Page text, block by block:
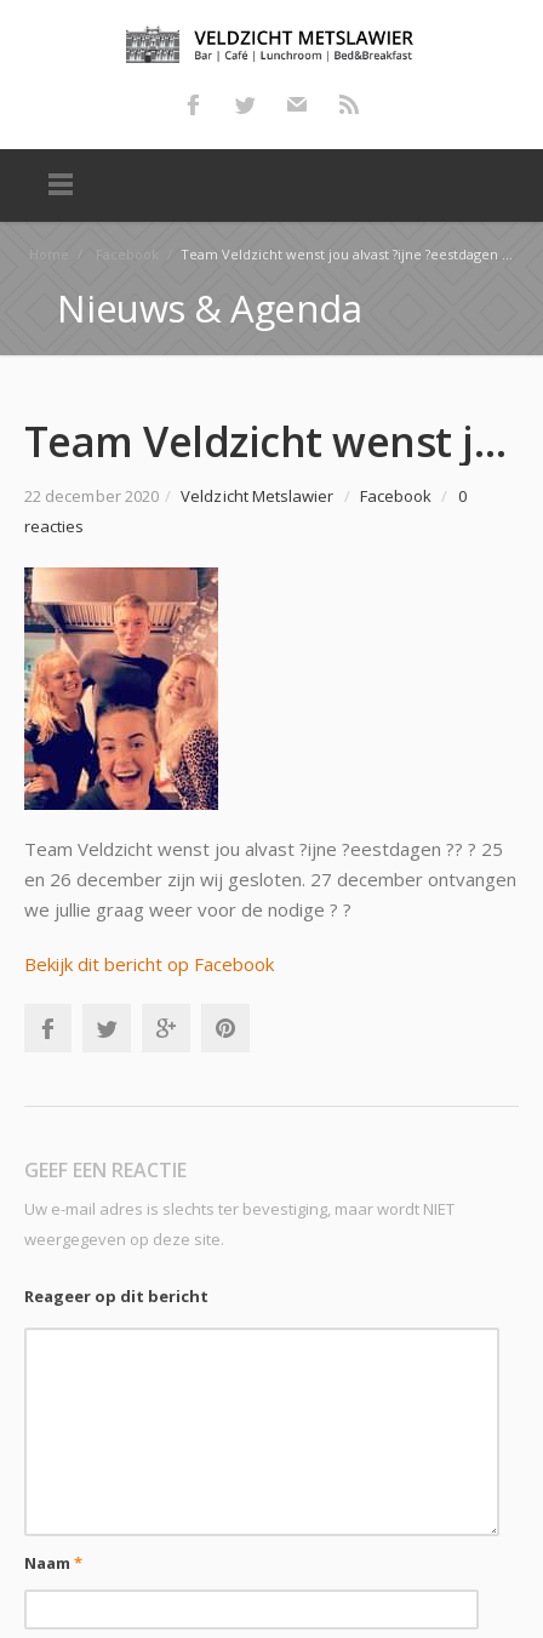
Home Facebook Team Veldzicht wenst jou alvast ?ijne ?eestdagen 25 en 26 december zijn wij gesloten. 27 december …
Nieuws & Agenda
Team Veldzicht wenst jou alvast ?ijne ?eestdagen 25 en 26 december zijn wij gesloten. 27 december …
22 december 2020 / Veldzicht Metslawier / Facebook / 0
reacties
Team Veldzicht wenst jou alvast ?ijne ?eestdagen ?? ? 25
en 26 december zijn wij gesloten. 27 december ontvangen
we jullie graag weer voor de nodige ? ?
Bekijk dit bericht op Facebook
GEEF EEN REACTIE
Uw e-mail adres is slechts ter bevestiging, maar wordt NIET
weergegeven op deze site.
Reageer op dit bericht
Naam*